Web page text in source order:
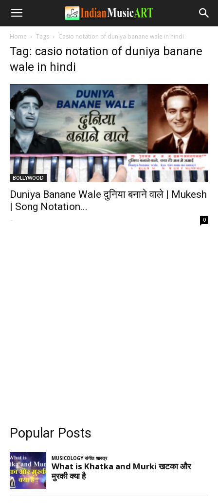
Home Tags Casio notation of duniya banane wale in hindi
Tag: casio notation of duniya banane
wale in hindi
BOLLYWOOD
Duniya Banane Wale दुनिया बनाने वाले | Mukesh
| Song Notation...
- 0
Popular Posts